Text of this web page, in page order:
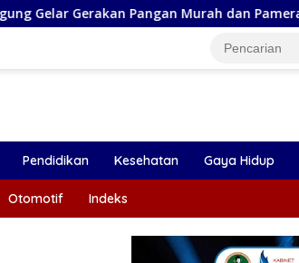
Murah dan Pameran Produk Unggulan
Pendidikan Kesehatan Gaya Hidup
Otomotif Indeks